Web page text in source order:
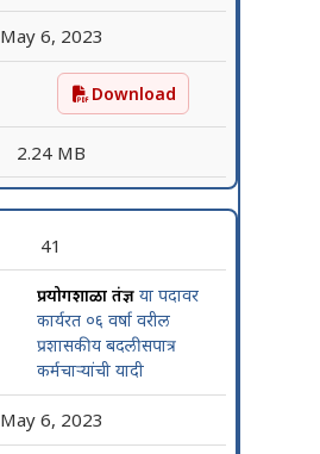
May 6, 2023
प्रयोगशाळा सहायक या पदावर
Download
2.24 MB
41
प्रयोगशाळा तंत्रज्ञया पदावर
कार्यरत ०६ वर्षा वरील
प्रशासकीय बदलीसपात्र
कर्मचाऱ्यांची यादी
May 6, 2023